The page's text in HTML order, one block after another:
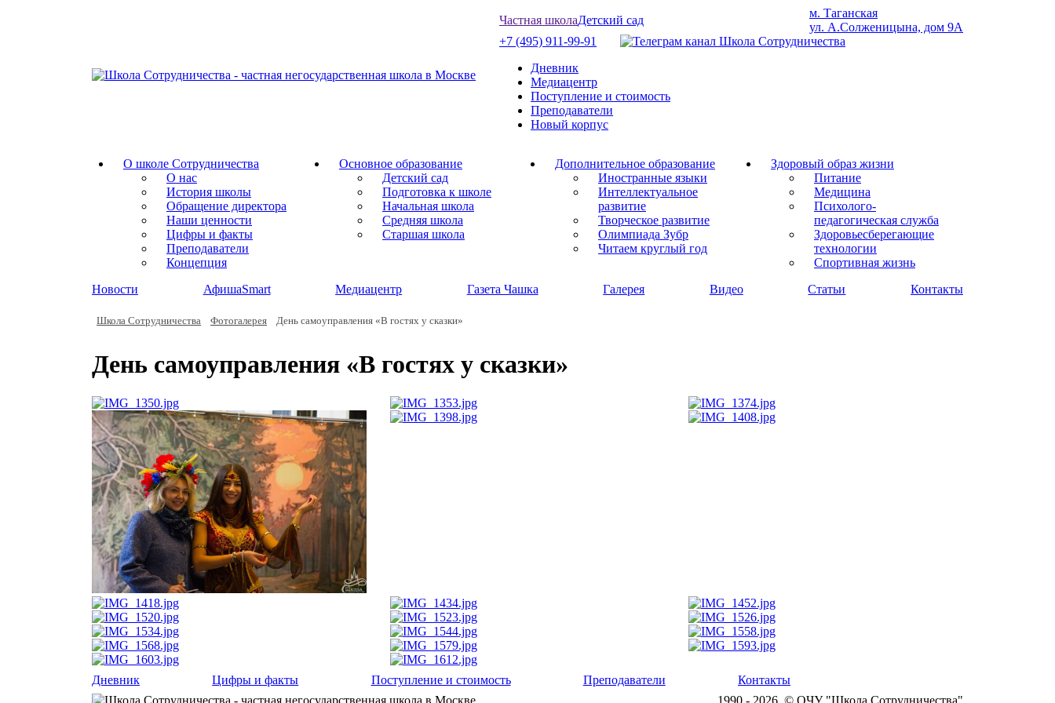
Частная школаДетский сад
м. Таганская
ул. А.Солженицына, дом 9А
+7 (495) 911-99-91
Дневник
Медиацентр
Поступление и стоимость
Преподаватели
Новый корпус
О школе Сотрудничества
О нас
История школы
Обращение директора
Наши ценности
Цифры и факты
Преподаватели
Концепция
Основное образование
Детский сад
Подготовка к школе
Начальная школа
Средняя школа
Старшая школа
Дополнительное образование
Иностранные языки
Интеллектуальное
развитие
Творческое развитие
Олимпиада Зубр
Читаем круглый год
Здоровый образ жизни
Питание
Медицина
Психолого-
педагогическая служба
Здоровьесберегающие
технологии
Спортивная жизнь
Новости
АфишаSmart Медиацентр Газета Чашка Галерея Видео Статьи Контакты
Школа Сотрудничества Фотогалерея День самоуправления «В гостях у сказки»
День самоуправления «В гостях у сказки»
Дневник Цифры и факты Поступление и стоимость Преподаватели
Контакты
1990 - 2026, © ОЧУ "Школа Сотрудничества"